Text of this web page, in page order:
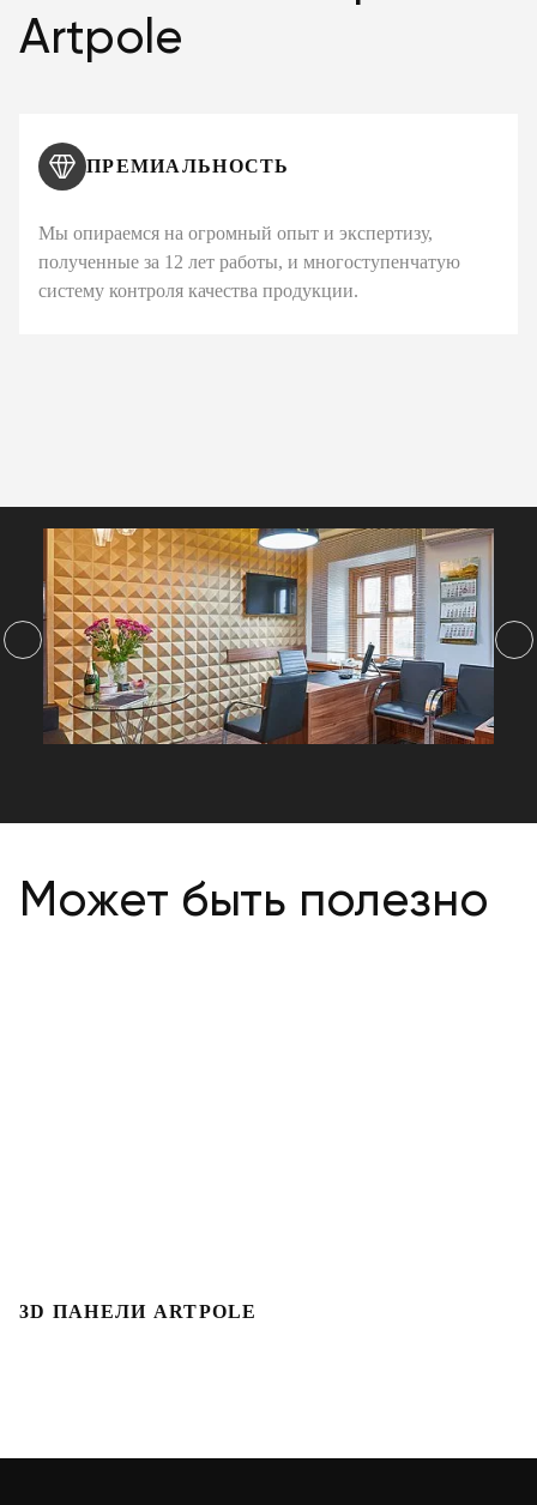
Artpole
ПРЕМИАЛЬНОСТЬ
Мы опираемся на огромный опыт и экспертизу,
полученные за 12 лет работы, и многоступенчатую
систему контроля качества продукции.
Может быть полезно
3D ПАНЕЛИ ARTPOLE